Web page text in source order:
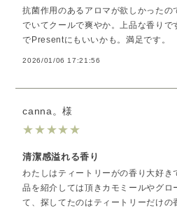
抗菌作用のあるアロマが欲しかったの
でいてクールで爽やか。上品な香りで
でPresentにもいいかも。満足です。
2026/01/06 17:21:56
canna。様
★★★★★
清潔感溢れる香り
わたしはティートリーがの香り大好き
品を紹介しては頂きカモミールやグロ
て、探してたのはティートリーだけの